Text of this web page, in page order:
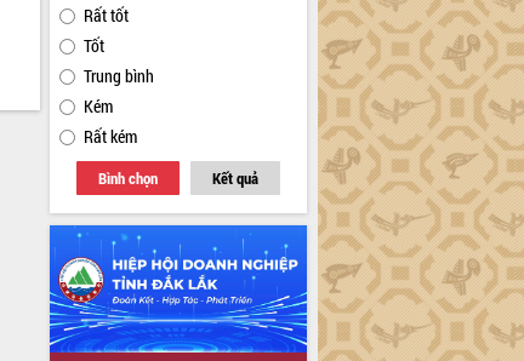
Rất tốt
Tốt
Trung bình
Kém
Rất kém
Bình chọn Kết quả